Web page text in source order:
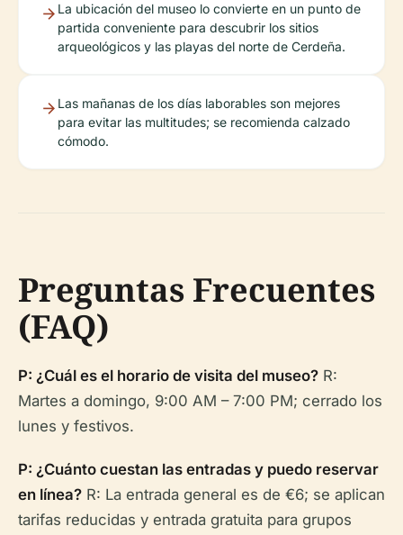
La ubicación del museo lo convierte en un punto de
partida conveniente para descubrir los sitios
arqueológicos y las playas del norte de Cerdeña.
Las mañanas de los días laborables son mejores
para evitar las multitudes; se recomienda calzado
cómodo.
Preguntas Frecuentes
(FAQ)
P: ¿Cuál es el horario de visita del museo? R:
Martes a domingo, 9:00 AM – 7:00 PM; cerrado los
lunes y festivos.
P: ¿Cuánto cuestan las entradas y puedo reservar
en línea? R: La entrada general es de €6; se aplican
tarifas reducidas y entrada gratuita para grupos